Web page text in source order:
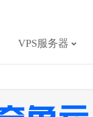
VPS服务器